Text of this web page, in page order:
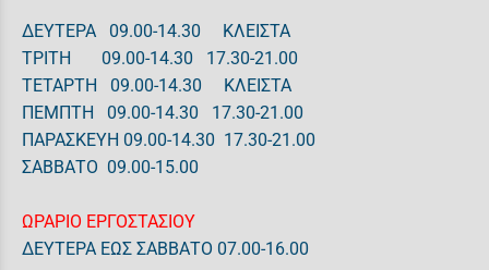
ΔΕΥΤΕΡΑ 09.00-14.30 ΚΛΕΙΣΤΑ
ΤΡΙΤΗ 09.00-14.30 17.30-21.00
ΤΕΤΑΡΤΗ 09.00-14.30 ΚΛΕΙΣΤΑ
ΠΕΜΠΤΗ 09.00-14.30 17.30-21.00
ΠΑΡΑΣΚΕΥΗ 09.00-14.30 17.30-21.00
ΣΑΒΒΑΤΟ 09.00-15.00
ΩΡΑΡΙΟ ΕΡΓΟΣΤΑΣΙΟΥ
ΔΕΥΤΕΡΑ ΕΩΣ ΣΑΒΒΑΤΟ 07.00-16.00